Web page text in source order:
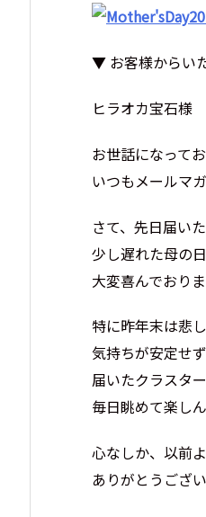
▼ お客様からい
ヒラオカ宝石様
お世話になってお
いつもメールマ
さて、先日届い
少し遅れた母の
大変喜んでおりま
特に昨年末は悲
気持ちが安定せ
届いたクラスタ
毎日眺めて楽し
心なしか、以前
ありがとうござい